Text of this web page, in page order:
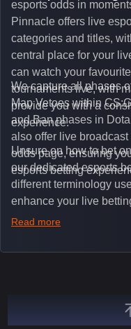
esports odds in
Pinnacle offers live
categories and titles,
central place for your
can watch your
tournaments live, with
provide you with a
experience.
We capture all phases
Map Vetoes within
and Ban phases in
also offer live
odds page, ensuring
esports betting
Unsure on how to bet
our dedicated esports
different terminology
enhance your live
such as integrated live
unique insights on the
Read more